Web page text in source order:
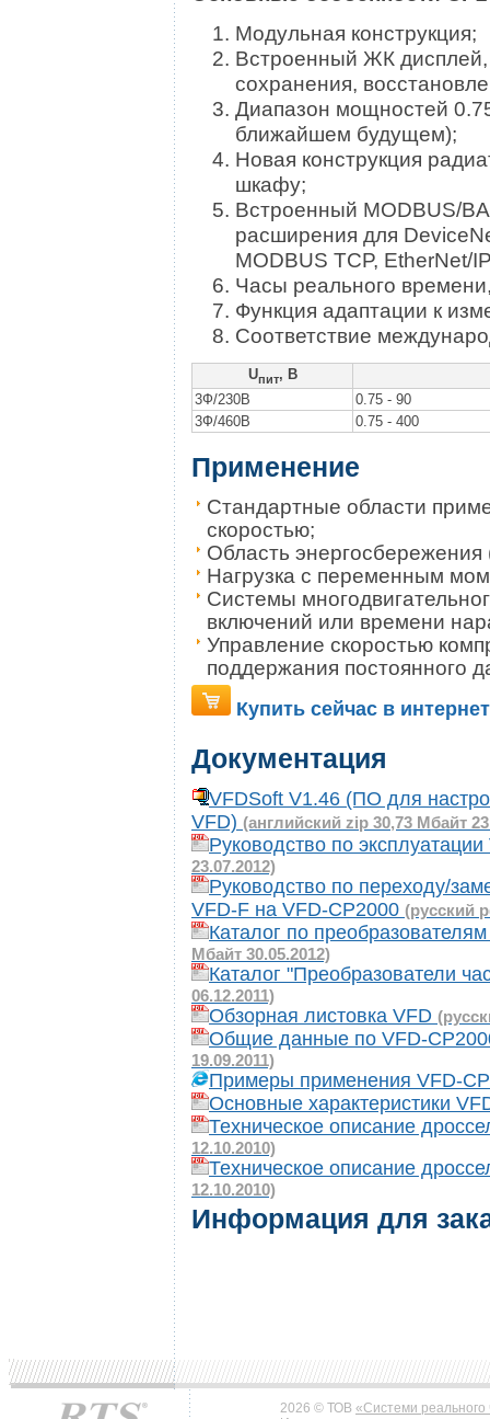
Модульная конструкция;
Встроенный ЖК дисплей,
сохранения,
Диапазон мощностей
ближайшем будущем);
Новая конструкция
шкафу;
Встроенный MODBUS/
расширения для
MODBUS TCP, EtherNet/
Часы реального
Функция адаптации к
Соответствие
Uпит, В
3Ф/230В
0.75 - 90
3Ф/460В
0.75 - 400
Применение
Стандартные области
скоростью;
Область
Нагрузка с переменным
Системы
включений или времени
Управление скоростью
поддержания постоянного
Купить сейчас в
Документация
VFDSoft V1.46 (ПО для
VFD) (английский zip 30,73 Мбайт
Руководство по
23.07.2012)
Руководство по переходу/
VFD-F на VFD-CP2000 (русский
Каталог по
Мбайт 30.05.2012)
Каталог "Преобразователи
06.12.2011)
Обзорная листовка VFD
Общие данные по VFD-
19.09.2011)
Примеры применения VFD-
Основные характеристики
Техническое описание
12.10.2010)
Техническое описание
12.10.2010)
Информация для
2026 © ТОВ «Системи реального